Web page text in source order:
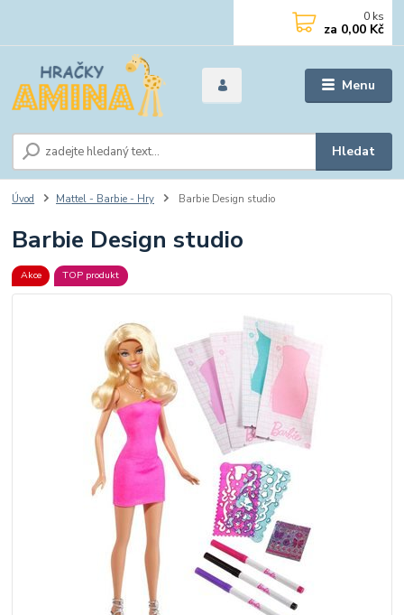
Menu
Hledat
0 ks
za 0,00 Kč
Úvod Mattel - Barbie - Hry Barbie Design studio
Barbie Design studio
Akce TOP produkt